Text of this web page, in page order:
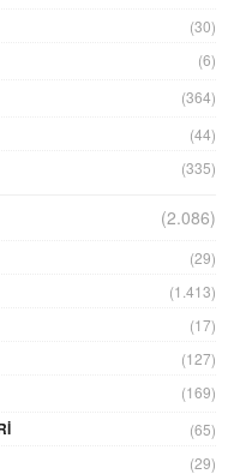
(30)
(6)
(364)
(44)
(335)
(2.086)
(29)
(1.413)
(17)
(127)
(169)
(65)
(29)